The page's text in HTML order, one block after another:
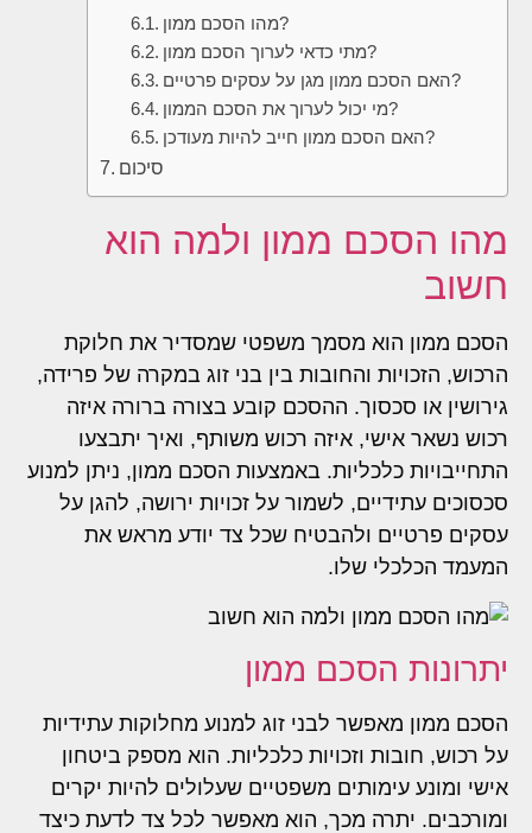
מהו הסכם ממון?
מתי כדאי לערוך הסכם ממון?
האם הסכם ממון מגן על עסקים פרטיים?
מי יכול לערוך את הסכם הממון?
האם הסכם ממון חייב להיות מעודכן?
סיכום
מהו הסכם ממון ולמה הוא
חשוב
הסכם ממון הוא מסמך משפטי שמסדיר את חלוקת
הרכוש, הזכויות והחובות בין בני זוג במקרה של פרידה,
גירושין או סכסוך. ההסכם קובע בצורה ברורה איזה
רכוש נשאר אישי, איזה רכוש משותף, ואיך יתבצעו
התחייבויות כלכליות. באמצעות הסכם ממון, ניתן למנוע
סכסוכים עתידיים, לשמור על זכויות ירושה, להגן על
עסקים פרטיים ולהבטיח שכל צד יודע מראש את
המעמד הכלכלי שלו.
יתרונות הסכם ממון
הסכם ממון מאפשר לבני זוג למנוע מחלוקות עתידיות
על רכוש, חובות וזכויות כלכליות. הוא מספק ביטחון
אישי ומונע עימותים משפטיים שעלולים להיות יקרים
ומורכבים. יתרה מכך, הוא מאפשר לכל צד לדעת כיצד